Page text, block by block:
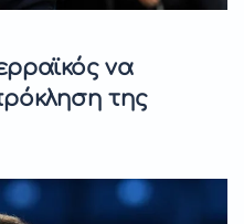
να
της